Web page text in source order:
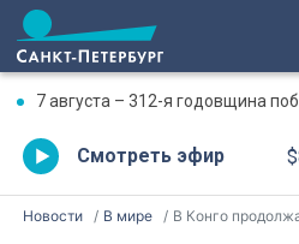
7 августа – 312-я годовщина победы при Гангуте
Смотреть эфир
Новости В мире В Конго